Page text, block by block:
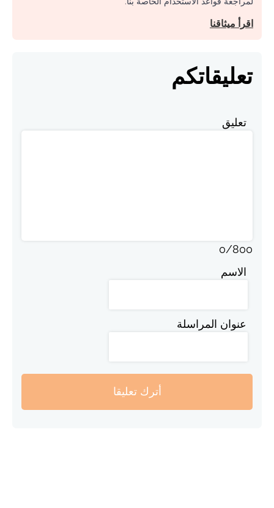
اقرأ ميثاقنا
تعليقاتكم
تعليق
0/800
الاسم
عنوان المراسلة
أترك تعليقا